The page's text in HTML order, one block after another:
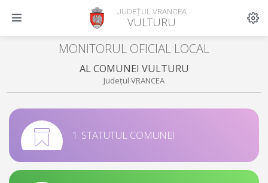
JUDEȚUL VRANCEA
VULTURU
MONITORUL OFICIAL LOCAL
AL COMUNEI VULTURU
Județul VRANCEA
1. STATUTUL COMUNEI